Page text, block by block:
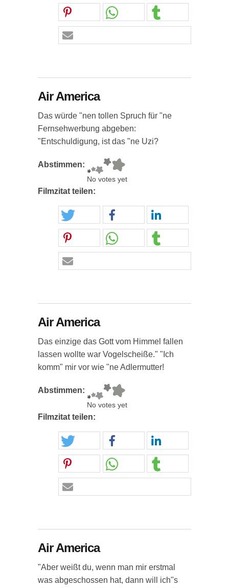
Air America
Das würde "nen tollen Spruch für "ne
Fernsehwerbung abgeben:
"Entschuldigung, ist das "ne Uzi?
Abstimmen:
No votes yet
Filmzitat teilen:
Air America
Das einzige das Gott vom Himmel fallen
lassen wollte war Vogelscheiße." "Ich
komm" mir vor wie "ne Adlermutter!
Abstimmen:
No votes yet
Filmzitat teilen:
Air America
"Aber weißt du, wenn man mir erstmal
was abgeschossen hat, dann will ich"s